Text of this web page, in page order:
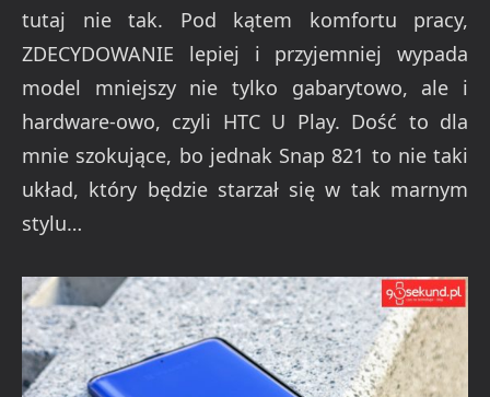
tutaj nie tak. Pod kątem komfortu pracy,
ZDECYDOWANIE lepiej i przyjemniej wypada
model mniejszy nie tylko gabarytowo, ale i
hardware-owo, czyli HTC U Play. Dość to dla
mnie szokujące, bo jednak Snap 821 to nie taki
układ, który będzie starzał się w tak marnym
stylu…